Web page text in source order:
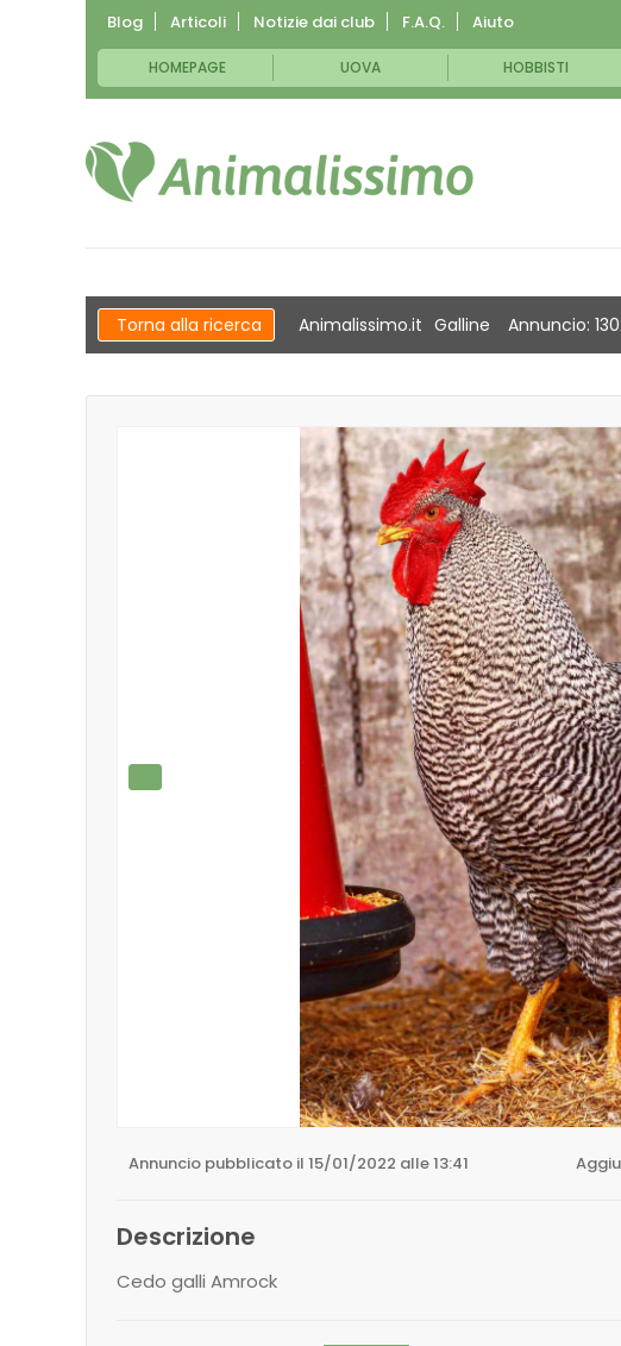
Blog Articoli Notizie dai club F.A.Q. Aiuto
HOMEPAGE UOVA HOBBISTI
Torna alla ricerca Animalissimo.it Galline Annuncio:
Annuncio pubblicato il 15/01/2022 alle 13:41
Descrizione
Cedo galli Amrock